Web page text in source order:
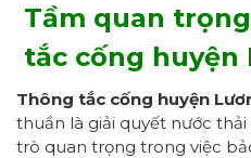
Tầm quan
tắc cống huyện
Thông tắc cống huyện
thuần là giải quyết nước
trò quan trọng trong việc